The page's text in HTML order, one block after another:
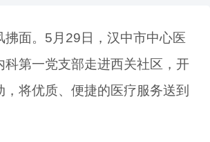
拂面。5月29日，汉中市中心医
科第一党支部走进西关社区，开
，将优质、便捷的医疗服务送到